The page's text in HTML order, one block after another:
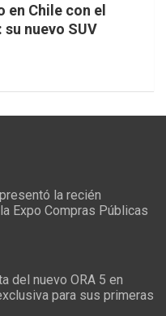
en Chile con el
nuevo SUV
la recién
Expo Compras Públicas
del nuevo ORA 5 en
para sus primeras